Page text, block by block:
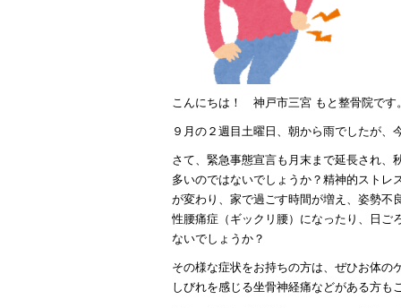
こんにちは！ 神戸市三宮 もと整骨院です。
９月の２週目土曜日、朝から雨でしたが、
さて、緊急事態宣言も月末まで延長され、
多いのではないでしょうか？精神的ストレ
が変わり、家で過ごす時間が増え、姿勢不
性腰痛症（ギックリ腰）になったり、日ご
ないでしょうか？
その様な症状をお持ちの方は、ぜひお体の
しびれを感じる坐骨神経痛などがある方も